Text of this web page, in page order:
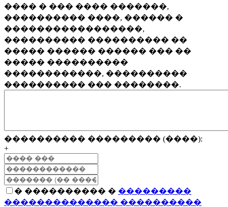
���� � ��� ���� �������,
���������� ����, ������ �
�����������������,
���������� ���������� ��
����� ������ ������ ��� ��
����� ����������
������������, ����������
���������� ��� ��������.
���������� ��������� (����):
+
� ���������� � ���������
�������������� ����������